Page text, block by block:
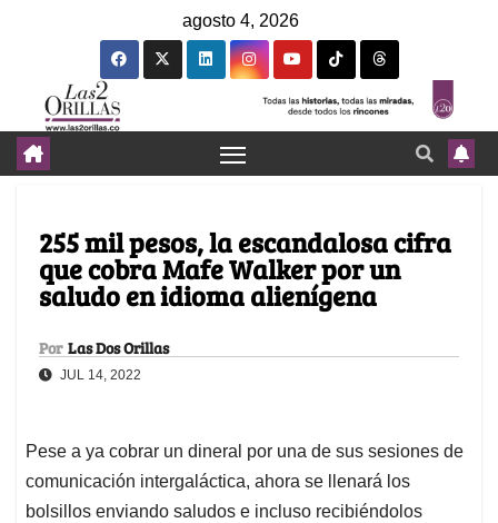
agosto 4, 2026
255 mil pesos, la escandalosa cifra
que cobra Mafe Walker por un
saludo en idioma alienígena
Por Las Dos Orillas
JUL 14, 2022
Pese a ya cobrar un dineral por una de sus sesiones de
comunicación intergaláctica, ahora se llenará los
bolsillos enviando saludos e incluso recibiéndolos